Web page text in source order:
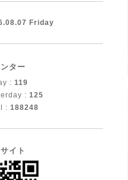
Friday
ター
: 119
: 125
: 188248
イト